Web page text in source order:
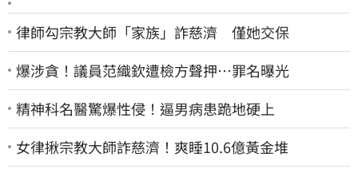
律師勾宗教大師「家族」詐慈濟 僅她交保
爆涉貪！議員范織欽遭檢方聲押…罪名曝光
精神科名醫驚爆性侵！逼男病患跪地硬上
女律揪宗教大師詐慈濟！爽睡10.6億黃金堆